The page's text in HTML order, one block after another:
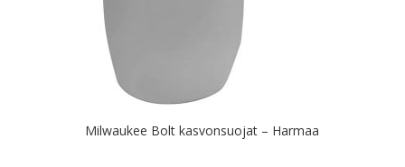
Milwaukee Bolt kasvonsuojat – Harmaa